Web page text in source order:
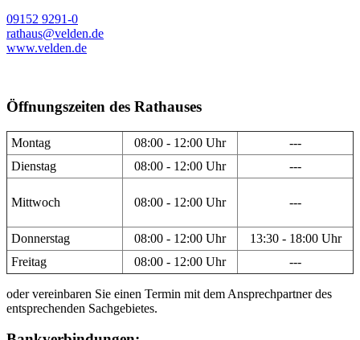
09152 9291-0
rathaus@velden.de
www.velden.de
Öffnungszeiten des Rathauses
Montag 08:00 - 12:00 Uhr
---
Dienstag
08:00 - 12:00 Uhr ---
Mittwoch 08:00 - 12:00 Uhr ---
Donnerstag 08:00 - 12:00 Uhr
13:30 - 18:00 Uhr
Freitag
08:00 - 12:00 Uhr ---
oder vereinbaren Sie einen Termin mit dem Ansprechpartner des
entsprechenden Sachgebietes.